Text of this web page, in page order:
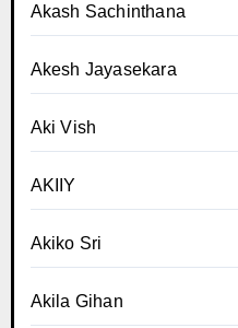
Akash Sachinthana
Akesh Jayasekara
Aki Vish
AKIIY
Akiko Sri
Akila Gihan